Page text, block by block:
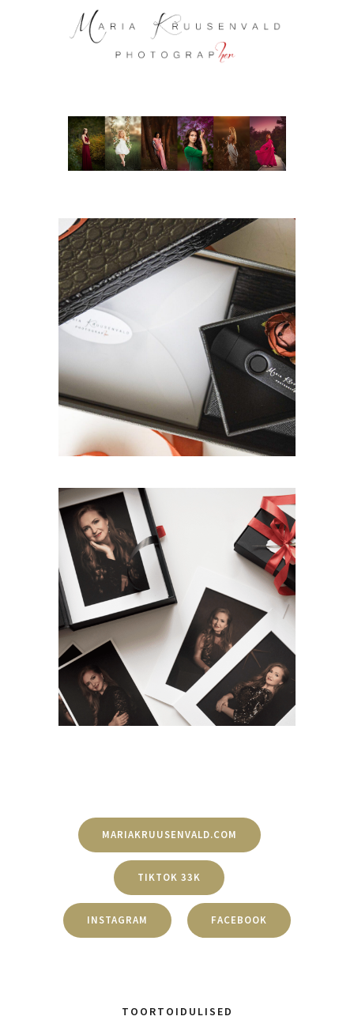
MARIAKRUUSENVALD.COM
TIKTOK 33K
INSTAGRAM FACEBOOK
TOORTOIDULISED